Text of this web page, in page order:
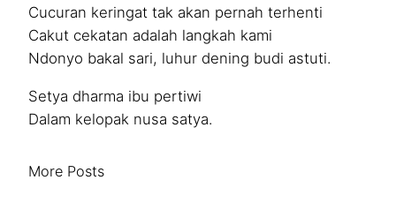
Cucuran keringat tak akan pernah terhenti
Cakut cekatan adalah langkah kami
Ndonyo bakal sari, luhur dening budi astuti.
Setya dharma ibu pertiwi
Dalam kelopak nusa satya.
More Posts